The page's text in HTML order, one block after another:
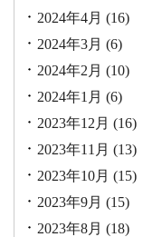
2024年4月 (16)
2024年3月 (6)
2024年2月 (10)
2024年1月 (6)
2023年12月 (16)
2023年11月 (13)
2023年10月 (15)
2023年9月 (15)
2023年8月 (18)